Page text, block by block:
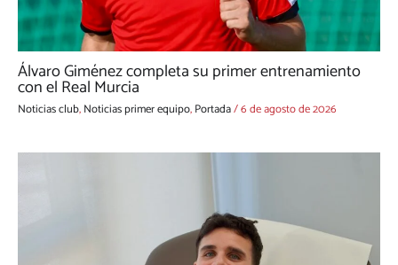
Álvaro Giménez completa su primer entrenamiento
con el Real Murcia
Noticias club,Noticias primer equipo,Portada/6 de agosto de 2026